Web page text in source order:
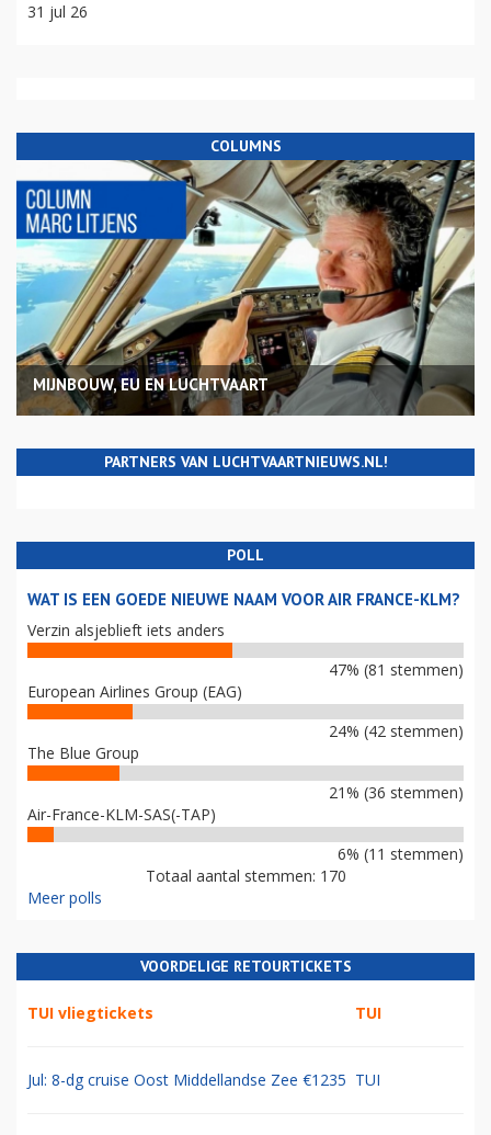
31 jul 26
COLUMNS
MIJNBOUW, EU EN LUCHTVAART
PARTNERS VAN LUCHTVAARTNIEUWS.NL!
POLL
WAT IS EEN GOEDE NIEUWE NAAM VOOR AIR FRANCE-KLM?
Verzin alsjeblieft iets anders
47% (81 stemmen)
European Airlines Group (EAG)
24% (42 stemmen)
The Blue Group
21% (36 stemmen)
Air-France-KLM-SAS(-TAP)
6% (11 stemmen)
Totaal aantal stemmen: 170
Meer polls
VOORDELIGE RETOURTICKETS
TUI vliegtickets TUI
Jul: 8-dg cruise Oost Middellandse Zee €1235 TUI